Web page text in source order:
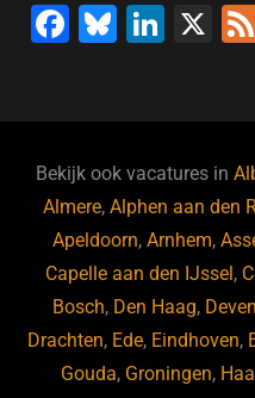
F
b
o
o
k
Bl
ky
Li
dI
n
X
Bekijk ook vacatures in
Almere,Alphen aan den
Apeldoorn,Arnhem,
Capelle aan den IJssel ,
Bosch, Den Haag,
Drachten, Ede, Eindhoven,
Gouda, Groningen,